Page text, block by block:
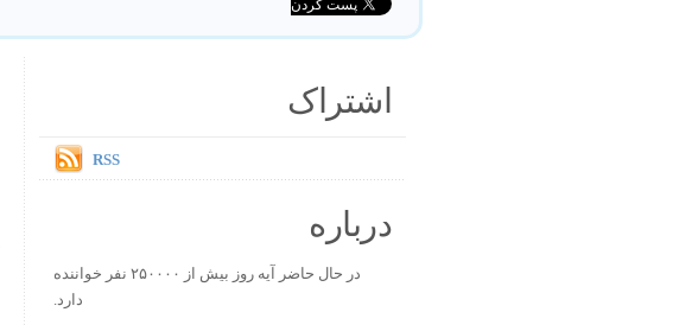
اشتراک
RSS
درباره
در حال حاضر آیه روز بیش از ۲۵۰۰۰۰ نفر خواننده
دارد.